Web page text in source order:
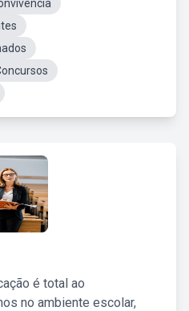
é total ao
no ambiente escolar,